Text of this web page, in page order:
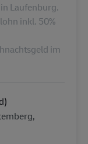
Laufenburg.
inkl. 50%
im